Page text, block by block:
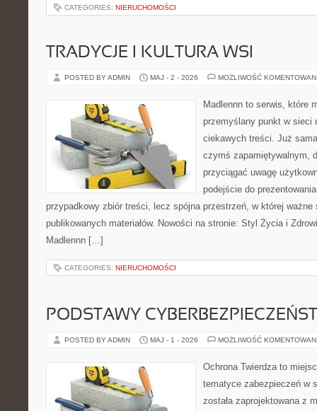
CATEGORIES: NIERUCHOMOŚCI
TRADYCJE I KULTURA WSI
POSTED BY ADMIN MAJ - 2 - 2026 MOŻLIWOŚĆ
Madlennn to serwis, które
przemyślany punkt w sieci
ciekawych treści. Już
czymś zapamiętywalnym,
przyciągać uwagę
podejście do
przypadkowy zbiór treści, lecz spójna przestrzeń, w której
publikowanych materiałów. Nowości na stronie: Styl Życia i
Madlennn […]
CATEGORIES: NIERUCHOMOŚCI
PODSTAWY
POSTED BY ADMIN MAJ - 1 - 2026 MOŻLIWOŚĆ
Ochrona Twierdza to
tematyce zabezpieczeń w
została zaprojektowana z